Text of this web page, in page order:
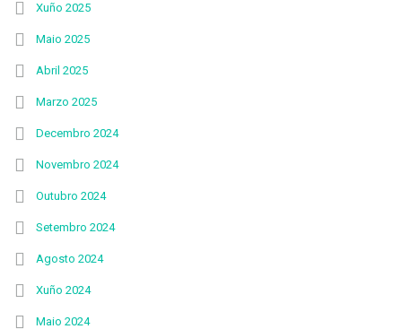
Xuño 2025
Maio 2025
Abril 2025
Marzo 2025
Decembro 2024
Novembro 2024
Outubro 2024
Setembro 2024
Agosto 2024
Xuño 2024
Maio 2024